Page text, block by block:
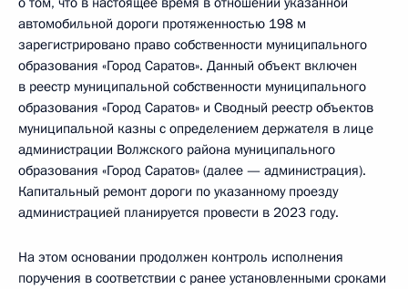
автомобильной дороги протяженностью 198 м
зарегистрировано право собственности муниципального
образования «Город Саратов». Данный объект включен
в реестр муниципальной собственности муниципального
образования «Город Саратов» и Сводный реестр объектов
муниципальной казны с определением держателя в лице
администрации Волжского района муниципального
образования «Город Саратов» (далее — администрация).
Капитальный ремонт дороги по указанному проезду
администрацией планируется провести в 2023 году.
На этом основании продолжен контроль исполнения
поручения в соответствии с ранее установленными сроками